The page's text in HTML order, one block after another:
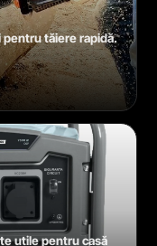
pentru tăiere rapidă.
utile pentru casă